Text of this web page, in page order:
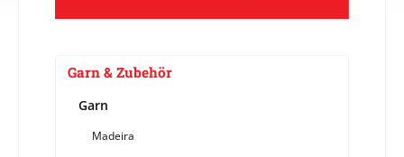
Garn & Zubehör
Garn
Madeira